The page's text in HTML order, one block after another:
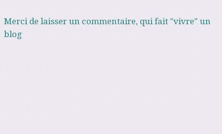
Merci de laisser un commentaire, qui fait "vivre" un
blog